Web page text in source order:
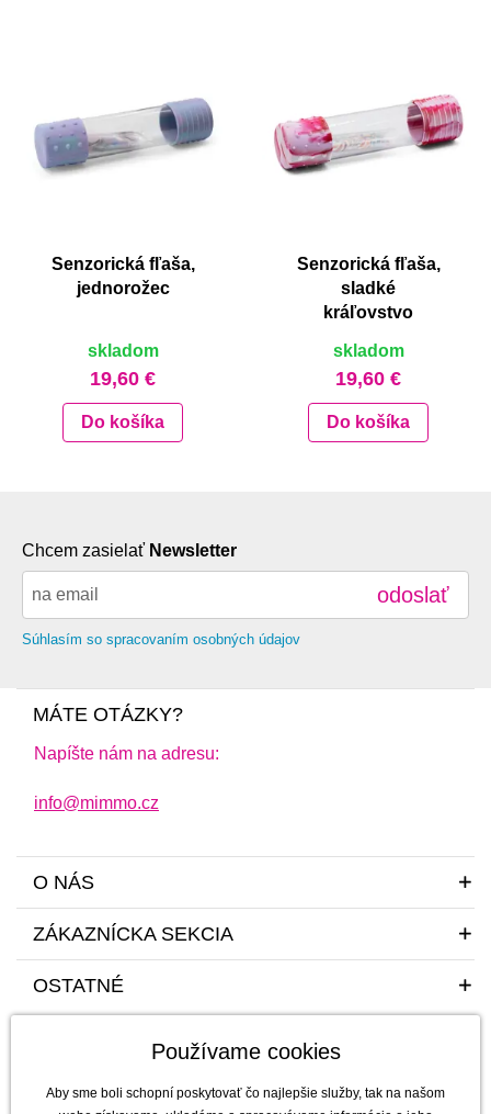
Senzorická fľaša,
jednorožec
skladom
19,60 €
Do košíka
Senzorická fľaša,
sladké
kráľovstvo
skladom
19,60 €
Do košíka
Chcem zasielať Newsletter
odoslať
Súhlasím so spracovaním osobných údajov
MÁTE OTÁZKY?
Napíšte nám na adresu:
info@mimmo.cz
O NÁS
ZÁKAZNÍCKA SEKCIA
OSTATNÉ
Používame cookies
Aby sme boli schopní poskytovať čo najlepšie služby, tak na našom